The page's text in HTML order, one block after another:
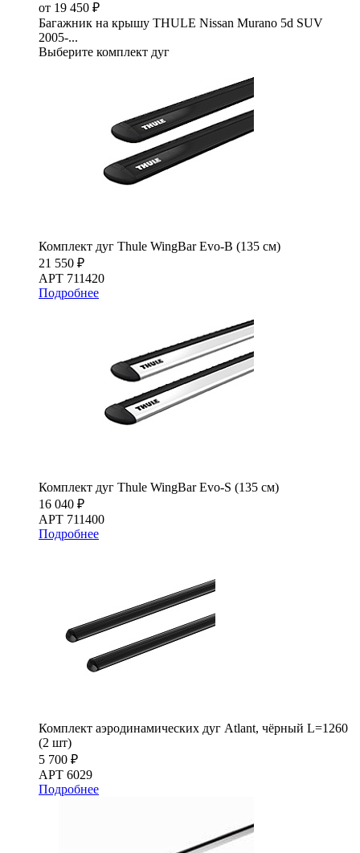
от 19 450 ₽
Багажник на крышу THULE Nissan Murano 5d SUV
2005-...
Выберите комплект дуг
Комплект дуг Thule WingBar Evo-B (135 см)
21 550 ₽
АРТ 711420
Подробнее
Комплект дуг Thule WingBar Evo-S (135 см)
16 040 ₽
АРТ 711400
Подробнее
Комплект аэродинамических дуг Atlant, чёрный L=1260
(2 шт)
5 700 ₽
АРТ 6029
Подробнее